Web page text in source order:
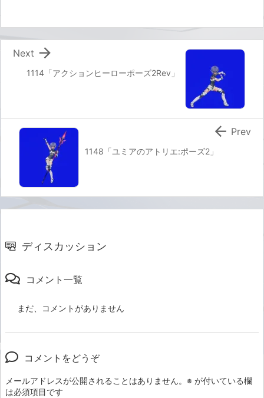
1114「アクションヒーローポーズ2Rev」

Next
1148「ユミアのアトリエ:ポーズ2」
 Prev
ディスカッション
コメント一覧
まだ、コメントがありません
コメントをどうぞ
メールアドレスが公開されることはありません。 ※ が付いている欄
は必須項目です